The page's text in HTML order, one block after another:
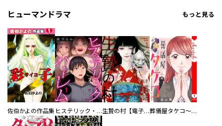
ヒューマンドラマ もっと見る
佐伯かよの作品集 ヒステリック・ハーレム～搾られる男と堕ちる女～【電子単行本版】 生贄の村【電子単行本版】 葬儀屋タケコ～あなたの最期、叶えます【電子単行本版】